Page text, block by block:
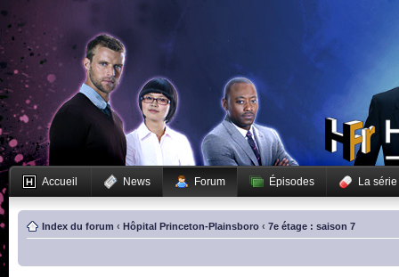
Accueil News Forum Épisodes La série
Index du forum ‹ Hôpital Princeton-Plainsboro ‹ 7e étage : saison 7